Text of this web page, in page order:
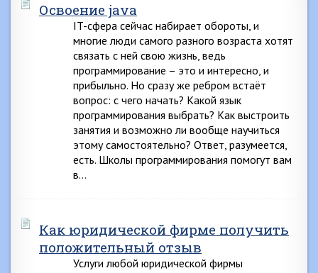
Освоение java
IT-сфера сейчас набирает обороты, и
многие люди самого разного возраста хотят
связать с ней свою жизнь, ведь
программирование – это и интересно, и
прибыльно. Но сразу же ребром встаёт
вопрос: с чего начать? Какой язык
программирования выбрать? Как выстроить
занятия и возможно ли вообще научиться
этому самостоятельно? Ответ, разумеется,
есть. Школы программирования помогут вам
в…
Как юридической фирме получить
положительный отзыв
Услуги любой юридической фирмы